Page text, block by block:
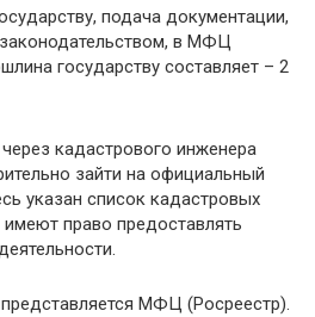
подача документации,
в МФЦ
государству составляет – 2
кадастрового инженера
зайти на официальный
указан список кадастровых
право предоставлять
МФЦ (Росреестр).